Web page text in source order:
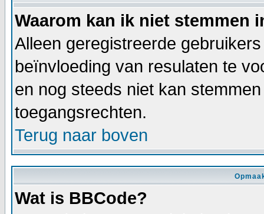
Waarom kan ik niet stemmen
Alleen geregistreerde
beïnvloeding van resulaten te
en nog steeds niet kan
toegangsrechten.
Terug naar boven
Wat is BBCode?